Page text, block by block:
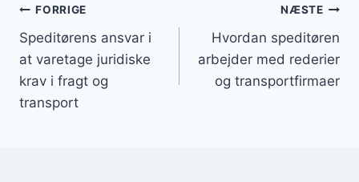
Indlægsnavigation
FORRIGE
Speditørens ansvar i
at varetage juridiske
krav i fragt og
transport
NÆSTE
Hvordan speditøren
arbejder med rederier
og transportfirmaer